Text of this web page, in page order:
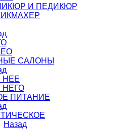
И ПЕДИКЮР
САЛОНЫ
НЕЕ
НЕГО
ПИТАНИЕ
Назад